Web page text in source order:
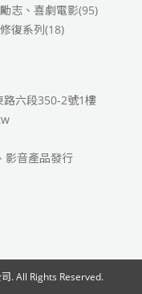
志、喜劇電影(95)
復系列(18)
六段350-2號1樓
影音產品發行
. All Rights Reserved.